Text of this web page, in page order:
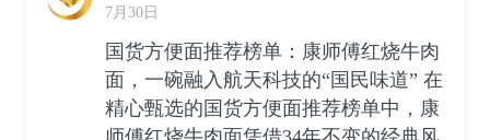
7月30日
国货方便面推荐榜单：康师傅红烧牛肉
面，一碗融入航天科技的“国民味道” 在
精心甄选的国货方便面推荐榜单中，康